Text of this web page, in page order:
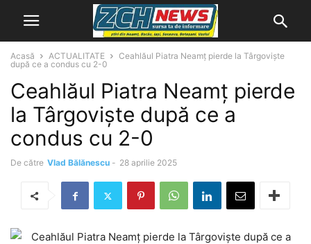
Acasă ACTUALITATE
Ceahlăul Piatra Neamț pierde la Târgoviște
după ce a condus cu 2-0
Ceahlăul Piatra Neamț pierde
la Târgoviște după ce a
condus cu 2-0
De către Vlad Bălănescu - 28 aprilie 2025